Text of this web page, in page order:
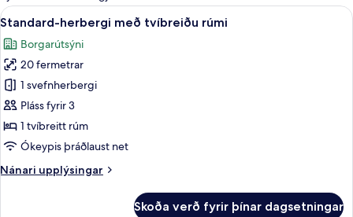
fyrir
herbergi
Skoða
allar
myndir
fyrir
Standard-
herbergi
með
tvíbreiðu
Rúmföt af bestu gerð, dúnsængur,
5
Standard-herbergi með tvíbreiðu rúmi
Borgarútsýni
20 fermetrar
1 svefnherbergi
Pláss fyrir 3
1 tvíbreitt rúm
Ókeypis þráðlaust net
Nánari upplýsingar
Nánari
Skoða verð fyrir þínar dagsetningar